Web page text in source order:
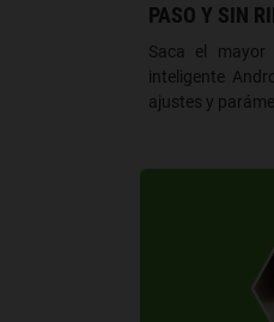
PASO Y SIN
Saca el mayor
inteligente
ajustes y